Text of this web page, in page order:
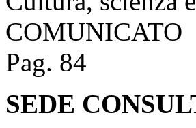
COMUNICATO
Pag. 84
SEDE